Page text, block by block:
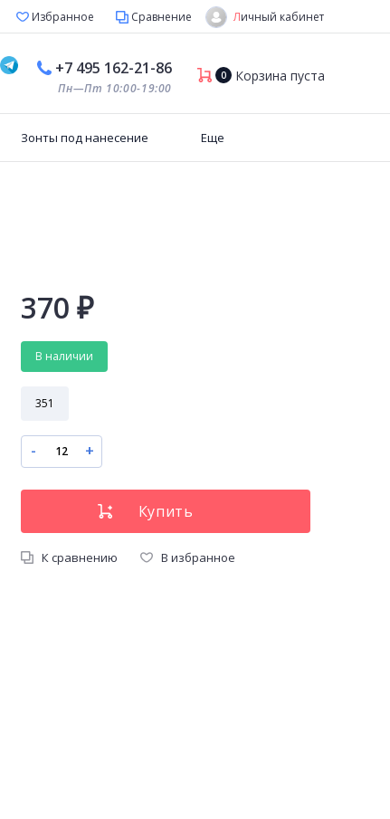
Избранное Сравнение Личный кабинет
+7 495 162-21-86
Пн—Пт 10:00-19:00
0 Корзина пуста
Зонты под нанесение Еще
370 ₽
В наличии
351
- +
К сравнению В избранное